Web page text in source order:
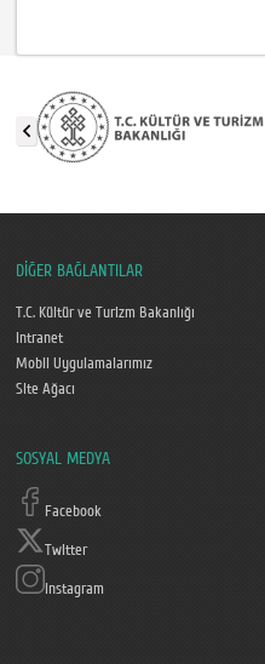
DİĞER BAĞLANTILAR
T.C. Kültür ve Turizm Bakanlığı
Intranet
Mobil Uygulamalarımız
Site Ağacı
SOSYAL MEDYA
Facebook
Twitter
Instagram